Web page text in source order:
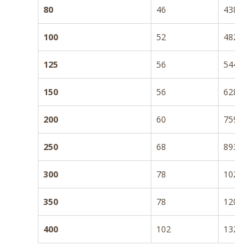
80 46
100 52
125 56
150 56
200 60
250 68
300 78
350 78
400 102